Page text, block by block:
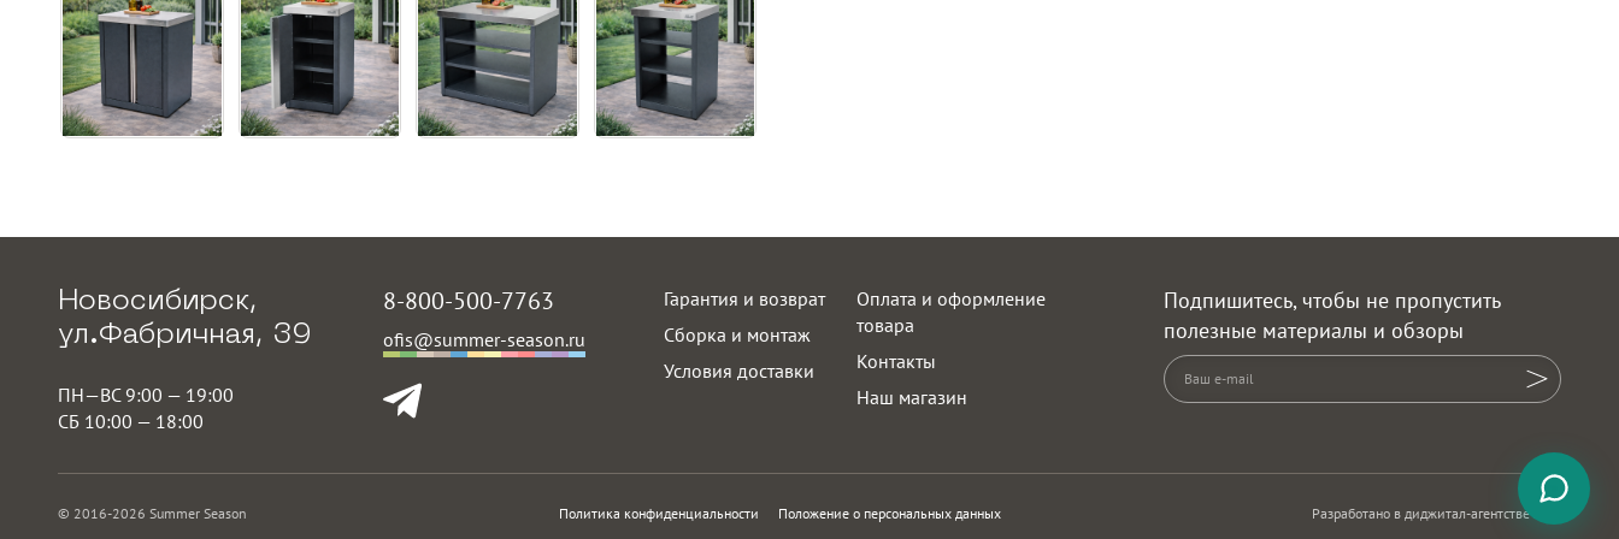
Материал изделия
Новосибирск,
ул.Фабричная, 39
ПН—ВС 9:00 — 19:00
СБ 10:00 — 18:00
8-800-500-7763
ofis@summer-season.ru
Гарантия и возврат
Сборка и монтаж
Условия доставки
Оплата и оформление
товара
Контакты
Наш магазин
Подпишитесь, чтобы не пропустить
полезные материалы и обзоры
© 2016-2026 Summer Season Политика конфиденциальности Положение о персональных данных Разработано в диджитал-агентстве ADN